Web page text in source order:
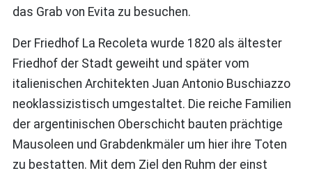
das Grab von Evita zu besuchen.
Der Friedhof La Recoleta wurde 1820 als ältester
Friedhof der Stadt geweiht und später vom
italienischen Architekten Juan Antonio Buschiazzo
neoklassizistisch umgestaltet. Die reiche Familien
der argentinischen Oberschicht bauten prächtige
Mausoleen und Grabdenkmäler um hier ihre Toten
zu bestatten. Mit dem Ziel den Ruhm der einst